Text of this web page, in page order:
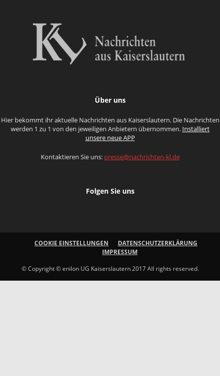
Über uns
Hier bekommt ihr aktuelle Nachrichten aus Kaiserslautern. Die Nachrichten
werden 1 zu 1 von den jeweiligen Anbietern übernommen. Installiert
unsere neue APP
Kontaktieren Sie uns: presse@nachrichten-kl.de
Folgen Sie uns
COOKIE EINSTELLUNGEN
DATENSCHUTZERKLÄRUNG
IMPRESSUM
© Copyright © enilon UG Kaiserslautern 2017 All rights reserved.